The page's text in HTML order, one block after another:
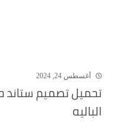
أغسطس 24, 2024
تحميل تصميم ستاند
الباليه